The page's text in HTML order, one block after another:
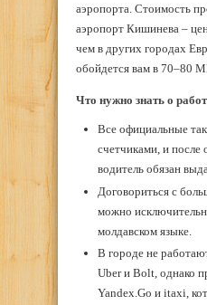
аэропорта. Стоимость
аэропорт Кишинева –
чем в других городах
обойдется вам в 70–80
Что нужно знать о
Все официальные
счетчиками, и после
водитель обязан
Договориться с
можно
молдавском языке.
В городе не
Uber и Bolt, однако
Yandex.Go и itaxi,